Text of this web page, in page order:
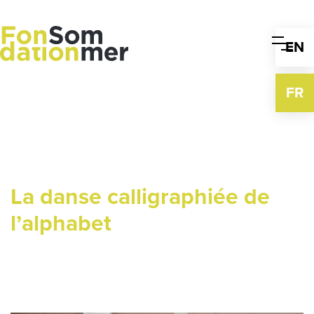
to
content
EN
FR
La danse calligraphiée de
l’alphabet